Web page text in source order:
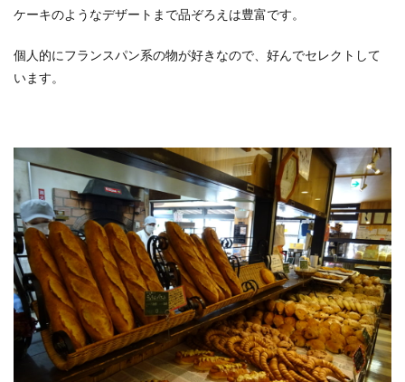
ケーキのようなデザートまで品ぞろえは豊富です。
個人的にフランスパン系の物が好きなので、好んでセレクトして
います。